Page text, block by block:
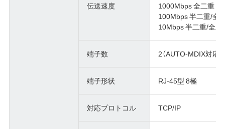
伝送速度
1000Mbps 全二重
100Mbps 半二重/全
10Mbps 半二重/全二
端子数 2（AUTO-MDIX対応）
端子形状 RJ-45型 8極
対応プロトコル TCP/IP